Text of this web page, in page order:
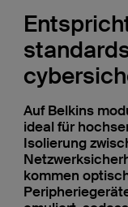
Auf Belkins
ideal für
Isolierung
kommen